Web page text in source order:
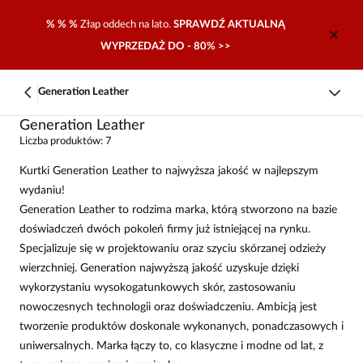
% % % Złap oddech na lato. SPRAWDŹ AKTUALNĄ
WYPRZEDAŻ DO - 80% >>
Generation Leather
Generation Leather
Liczba produktów: 7
Kurtki Generation Leather to najwyższa jakość w najlepszym
wydaniu!
Generation Leather to rodzima marka, którą stworzono na bazie
doświadczeń dwóch pokoleń firmy już istniejącej na rynku.
Specjalizuje się w projektowaniu oraz szyciu skórzanej odzieży
wierzchniej. Generation najwyższą jakość uzyskuje dzięki
wykorzystaniu wysokogatunkowych skór, zastosowaniu
nowoczesnych technologii oraz doświadczeniu. Ambicją jest
tworzenie produktów doskonale wykonanych, ponadczasowych i
uniwersalnych. Marka łączy to, co klasyczne i modne od lat, z